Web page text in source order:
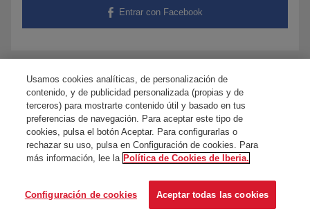
Entrar con Facebook
¿Tienes dudas?Contacta con nosotros
Usamos cookies analíticas, de personalización de
contenido, y de publicidad personalizada (propias y de
terceros) para mostrarte contenido útil y basado en tus
preferencias de navegación. Para aceptar este tipo de
cookies, pulsa el botón Aceptar. Para configurarlas o
rechazar su uso, pulsa en Configuración de cookies. Para
más información, lee la Política de Cookies de Iberia.
Configuración de cookies Aceptar todas las cookies